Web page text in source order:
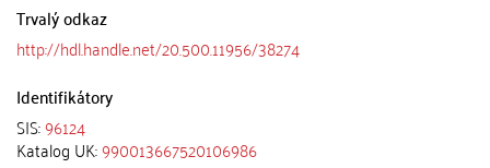
Trvalý odkaz
http://hdl.handle.net/20.500.11956/38274
Identifikátory
SIS:96124
Katalog UK:990013667520106986